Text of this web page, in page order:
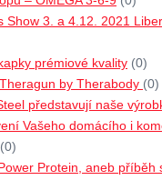
Show 3. a 4.12. 2021
prémiové kvality (0)
by Therabody (0)
představují naše
Vašeho domácího i
(0)
Protein, aneb příběh